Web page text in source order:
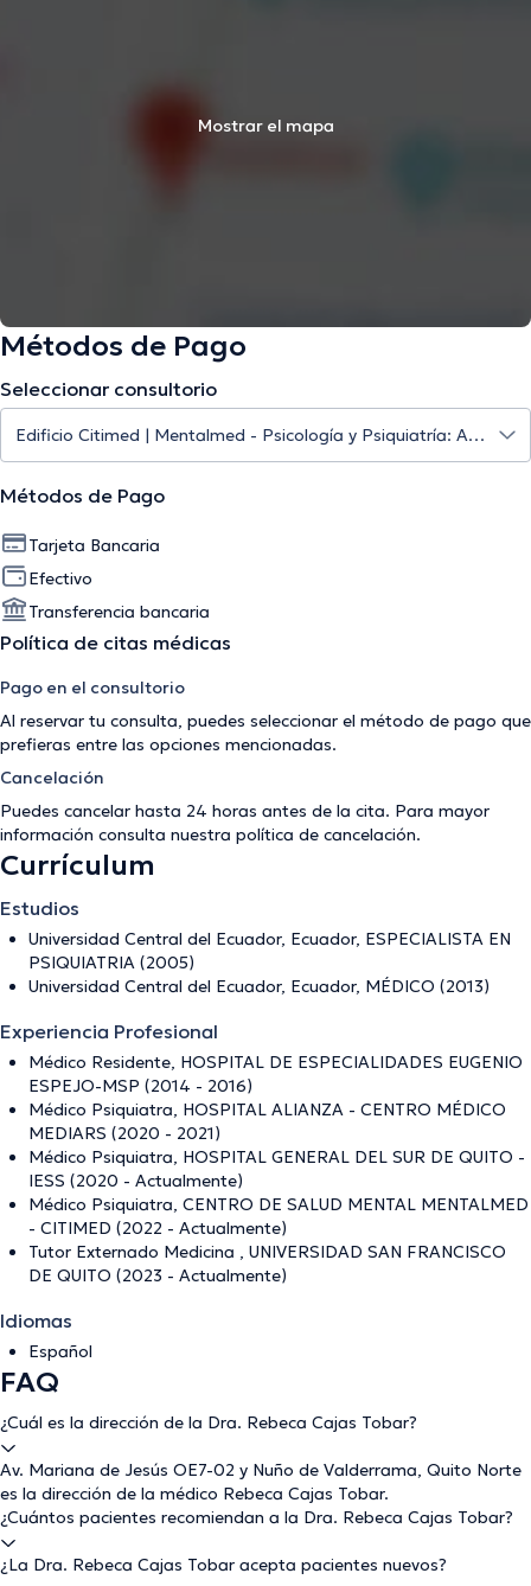
Mostrar el mapa
Métodos de Pago
Seleccionar consultorio
Métodos de Pago
Tarjeta Bancaria
Efectivo
Transferencia bancaria
Política de citas médicas
Pago en el consultorio
Al reservar tu consulta, puedes seleccionar el método de pago que
prefieras entre las opciones mencionadas.
Cancelación
Puedes cancelar hasta 24 horas antes de la cita. Para mayor
información consulta nuestra política de cancelación.
Currículum
Estudios
Universidad Central del Ecuador, Ecuador, ESPECIALISTA EN
PSIQUIATRIA (2005)
Universidad Central del Ecuador, Ecuador, MÉDICO (2013)
Experiencia Profesional
Médico Residente, HOSPITAL DE ESPECIALIDADES EUGENIO
ESPEJO-MSP (2014 - 2016)
Médico Psiquiatra, HOSPITAL ALIANZA - CENTRO MÉDICO
MEDIARS (2020 - 2021)
Médico Psiquiatra, HOSPITAL GENERAL DEL SUR DE QUITO -
IESS (2020 - Actualmente)
Médico Psiquiatra, CENTRO DE SALUD MENTAL MENTALMED
- CITIMED (2022 - Actualmente)
Tutor Externado Medicina , UNIVERSIDAD SAN FRANCISCO
DE QUITO (2023 - Actualmente)
Idiomas
Español
FAQ
¿Cuál es la dirección de la Dra. Rebeca Cajas Tobar?
Av. Mariana de Jesús OE7-02 y Nuño de Valderrama, Quito Norte
es la dirección de la médico Rebeca Cajas Tobar.
¿Cuántos pacientes recomiendan a la Dra. Rebeca Cajas Tobar?
¿La Dra. Rebeca Cajas Tobar acepta pacientes nuevos?